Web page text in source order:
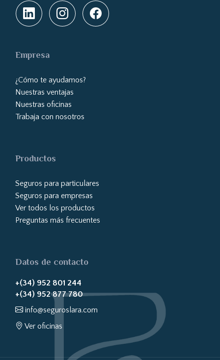
Empresa
¿Cómo te ayudamos?
Nuestras ventajas
Nuestras oficinas
Trabaja con nosotros
Productos
Seguros para particulares
Seguros para empresas
Ver todos los productos
Preguntas más frecuentes
Datos de contacto
+(34) 952 801 244
+(34) 952 877 780
info@seguroslara.com
Ver oficinas